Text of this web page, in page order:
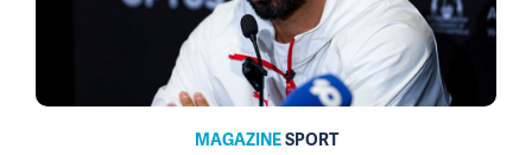
MAGAZINESPORT